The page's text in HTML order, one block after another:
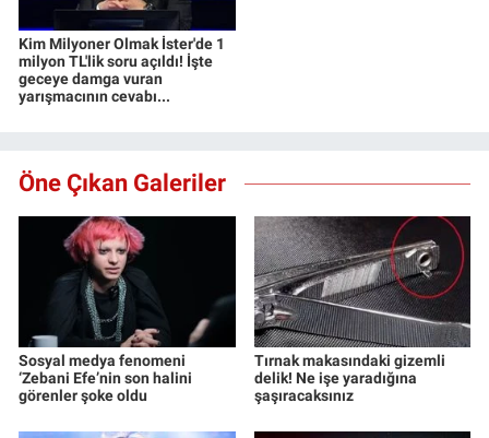
Kim Milyoner Olmak İster'de 1
milyon TL'lik soru açıldı! İşte
geceye damga vuran
yarışmacının cevabı...
Öne Çıkan Galeriler
Sosyal medya fenomeni
‘Zebani Efe’nin son halini
görenler şoke oldu
Tırnak makasındaki gizemli
delik! Ne işe yaradığına
şaşıracaksınız